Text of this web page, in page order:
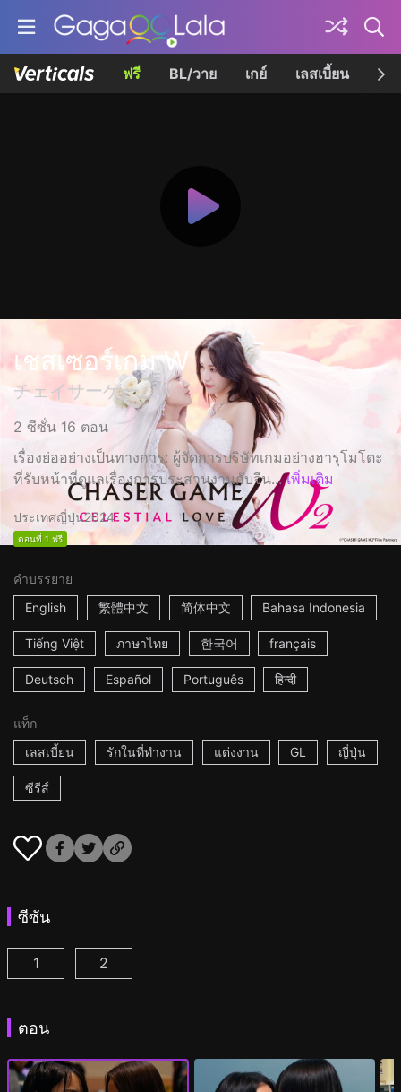
ฟรี BL/วาย เกย์ เลสเบี้ยน เค
เชสเซอร์เกม W
チェイサーゲームW
2 ซีซั่น 16 ตอน
เรื่องย่ออย่างเป็นทางการ: ผู้จัดการบริษัทเกมอย่างฮารุโมโตะ
ที่รับหน้าที่ดูแลเรื่องการประสานงานกับจีน... เพิ่มเติม
ประเทศญี่ปุ่น2024
ตอนที่ 1 ฟรี
คำบรรยาย
English
繁體中文 简体中文 Bahasa Indonesia
Tiếng Việt ภาษาไทย 한국어 français
Deutsch Español Português हिन्दी
แท็ก
เลสเบี้ยน
รักในที่ทำงาน แต่งงาน GL ญี่ปุ่น
ซีรีส์
ซีซัน
เชสเซอร์เกม W : บอสนางร้ายเป็นแฟนเก่าฉัน ตอนที่ 1
1 เชสเซอร์เกม W2: รักนี้สวรรค์เป็นใจ ตอนที่ 1
2
ตอน